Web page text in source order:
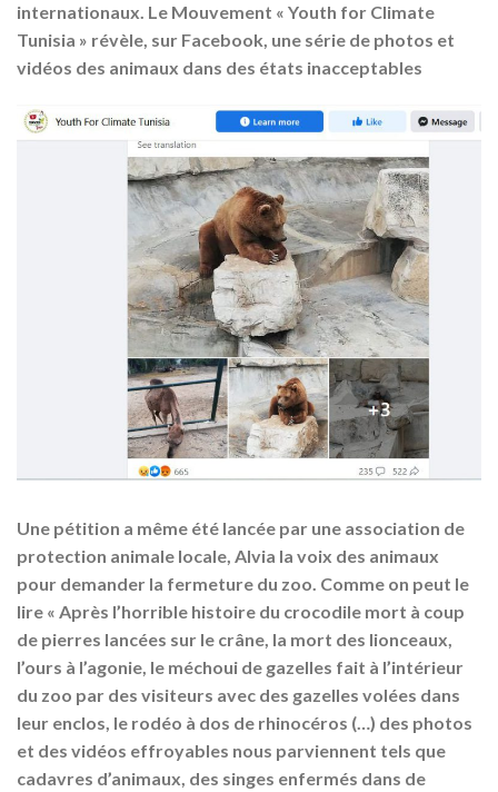
internationaux. Le Mouvement « Youth for Climate
Tunisia » révèle, sur Facebook, une série de photos et
vidéos des animaux dans des états inacceptables
Une pétition a même été lancée par une association de
protection animale locale, Alvia la voix des animaux
pour demander la fermeture du zoo. Comme on peut le
lire « Après l’horrible histoire du crocodile mort à coup
de pierres lancées sur le crâne, la mort des lionceaux,
l’ours à l’agonie, le méchoui de gazelles fait à l’intérieur
du zoo par des visiteurs avec des gazelles volées dans
leur enclos, le rodéo à dos de rhinocéros (…) des photos
et des vidéos effroyables nous parviennent tels que
cadavres d’animaux, des singes enfermés dans de